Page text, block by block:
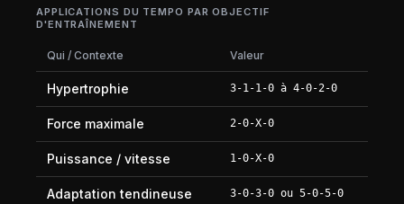
APPLICATIONS DU TEMPO PAR OBJECTIF
D'ENTRAÎNEMENT
Qui / Contexte Valeur
Hypertrophie 3-1-1-0 à 4-0-2-0
Force maximale 2-0-X-0
Puissance / vitesse 1-0-X-0
Adaptation tendineuse 3-0-3-0 ou 5-0-5-0